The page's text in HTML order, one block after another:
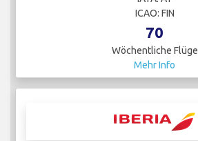
ICAO: FIN
70
Wöchentliche Flüge
Mehr Info